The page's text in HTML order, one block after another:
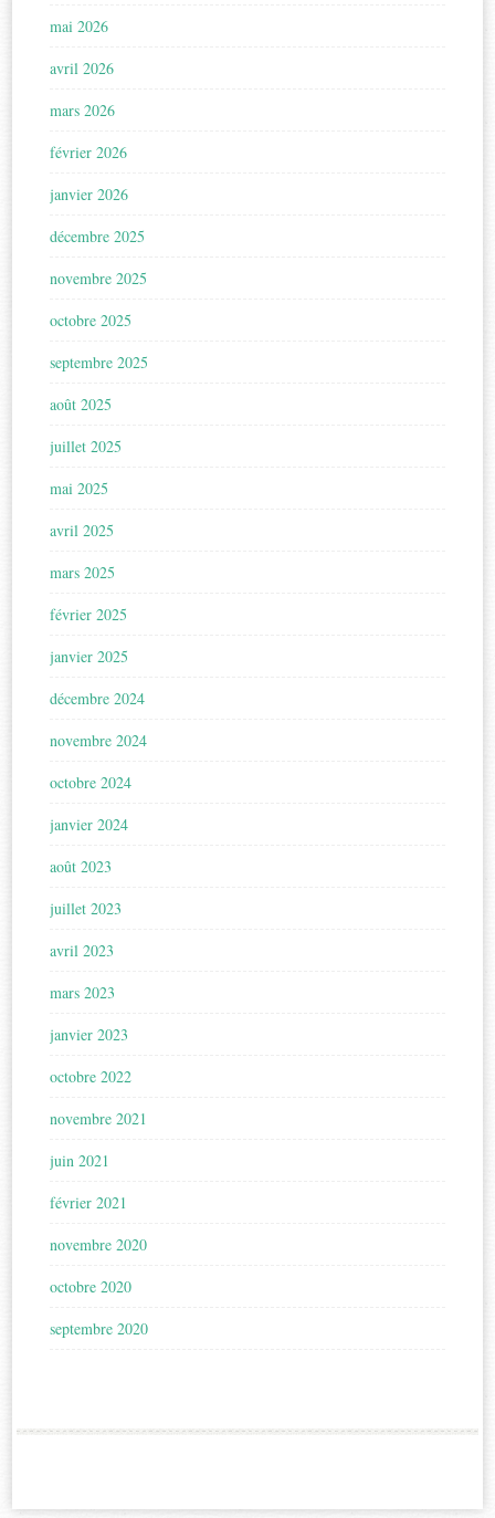
mai 2026
avril 2026
mars 2026
février 2026
janvier 2026
décembre 2025
novembre 2025
octobre 2025
septembre 2025
août 2025
juillet 2025
mai 2025
avril 2025
mars 2025
février 2025
janvier 2025
décembre 2024
novembre 2024
octobre 2024
janvier 2024
août 2023
juillet 2023
avril 2023
mars 2023
janvier 2023
octobre 2022
novembre 2021
juin 2021
février 2021
novembre 2020
octobre 2020
septembre 2020